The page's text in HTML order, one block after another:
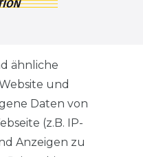
ähnliche
und
Daten von
(z.B. IP-
Anzeigen zu